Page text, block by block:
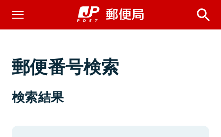
郵便番号検索
検索結果